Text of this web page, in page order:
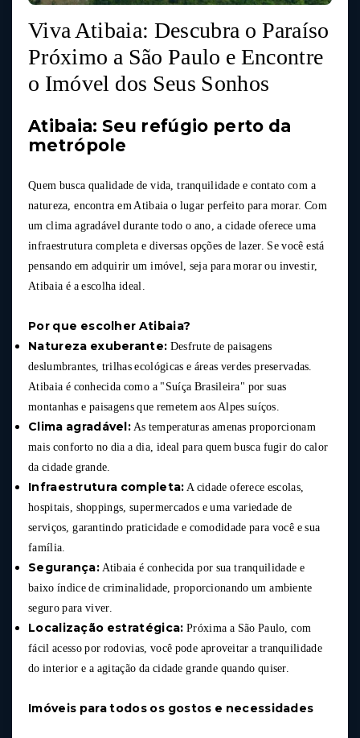
Viva Atibaia: Descubra o Paraíso
Próximo a São Paulo e Encontre
o Imóvel dos Seus Sonhos
Atibaia: Seu refúgio perto da
metrópole
Quem busca qualidade de vida, tranquilidade e contato com a
natureza, encontra em Atibaia o lugar perfeito para morar. Com
um clima agradável durante todo o ano, a cidade oferece uma
infraestrutura completa e diversas opções de lazer. Se você está
pensando em adquirir um imóvel, seja para morar ou investir,
Atibaia é a escolha ideal.
Por que escolher Atibaia?
Natureza exuberante: Desfrute de paisagens
deslumbrantes, trilhas ecológicas e áreas verdes preservadas.
Atibaia é conhecida como a "Suíça Brasileira" por suas
montanhas e paisagens que remetem aos Alpes suíços.
Clima agradável: As temperaturas amenas proporcionam
mais conforto no dia a dia, ideal para quem busca fugir do calor
da cidade grande.
Infraestrutura completa: A cidade oferece escolas,
hospitais, shoppings, supermercados e uma variedade de
serviços, garantindo praticidade e comodidade para você e sua
família.
Segurança: Atibaia é conhecida por sua tranquilidade e
baixo índice de criminalidade, proporcionando um ambiente
seguro para viver.
Localização estratégica: Próxima a São Paulo, com
fácil acesso por rodovias, você pode aproveitar a tranquilidade
do interior e a agitação da cidade grande quando quiser.
Imóveis para todos os gostos e necessidades